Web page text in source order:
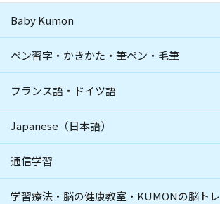
Baby Kumon
ペン習字・かきかた・筆ペン・毛筆
フランス語・ドイツ語
Japanese（日本語）
通信学習
学習療法・脳の健康教室・KUMONの脳トレ